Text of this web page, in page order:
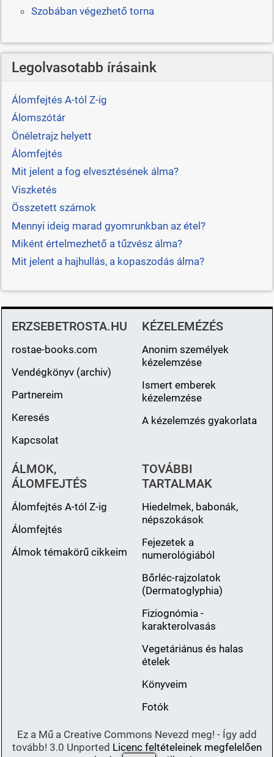
Szobában végezhető torna
Legolvasotabb írásaink
Álomfejtés A-tól Z-ig
Álomszótár
Önéletrajz helyett
Álomfejtés
Mit jelent a fog elvesztésének álma?
Viszketés
Összetett számok
Mennyi ideig marad gyomrunkban az étel?
Miként értelmezhető a tűzvész álma?
Mit jelent a hajhullás, a kopaszodás álma?
ERZSEBETROSTA.HU
rostae-books.com
Vendégkönyv (archiv)
Partnereim
Keresés
Kapcsolat
KÉZELEMÉZÉS
Anonim személyek
kézelemzése
Ismert emberek
kézelemzése
A kézelemzés gyakorlata
ÁLMOK,
ÁLOMFEJTÉS
Álomfejtés A-tól Z-ig
Álomfejtés
Álmok témakörű cikkeim
TOVÁBBI
TARTALMAK
Hiedelmek, babonák,
népszokások
Fejezetek a
numerológiából
Bőrléc-rajzolatok
(Dermatoglyphia)
Fiziognómia -
karakterolvasás
Vegetáriánus és halas
ételek
Könyveim
Fotók
Ez a Mű a Creative Commons Nevezd meg! - Így add
tovább! 3.0 Unported Licenc feltételeinek megfelelően